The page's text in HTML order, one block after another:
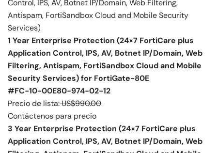
Control, IPS, AV, Botnet IP/Domain, Web Filtering,
Antispam, FortiSandbox Cloud and Mobile Security
Services)
1 Year Enterprise Protection (24×7 FortiCare plus
Application Control, IPS, AV, Botnet IP/Domain, Web
Filtering, Antispam, FortiSandbox Cloud and Mobile
Security Services) for FortiGate-80E
#FC-10-00E80-974-02-12
Precio de lista:US$990.00
Contáctenos para precio
3 Year Enterprise Protection (24×7 FortiCare plus
Application Control, IPS, AV, Botnet IP/Domain, Web